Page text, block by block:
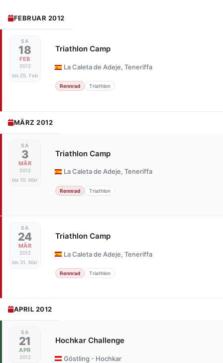
FEBRUAR 2012
SA
18
FEB
2012
bis 25. Feb
Triathlon Camp
La Caleta de Adeje, Teneriffa
Rennrad Triathlon
MÄRZ 2012
SA
3
MÄR
2012
bis 10. Mär
Triathlon Camp
La Caleta de Adeje, Teneriffa
Rennrad Triathlon
SA
24
MÄR
2012
bis 31. Mär
Triathlon Camp
La Caleta de Adeje, Teneriffa
Rennrad Triathlon
APRIL 2012
SA
21
APR
2012
Hochkar Challenge
Göstling - Hochkar